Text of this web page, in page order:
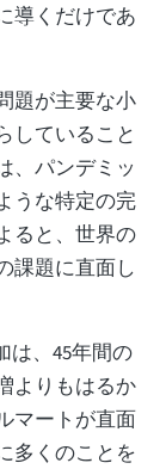
導くだけであ
題が主要な小
していること
、パンデミッ
うな特定の完
ると、世界の
課題に直面し
は、45年間の
よりもはるか
マートが直面
多くのことを